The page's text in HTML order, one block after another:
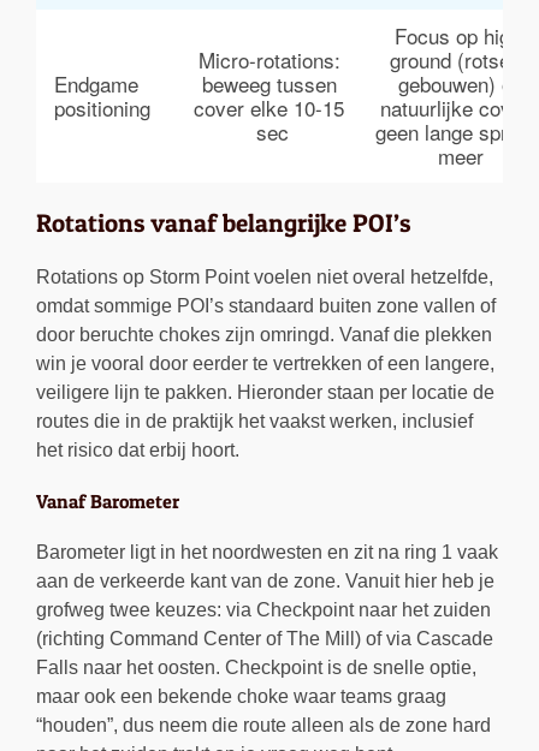
Endgame
positioning
Micro-rotations:
beweeg tussen
cover elke 10-15
sec
Focus op high
ground (rotsen,
gebouwen) of
natuurlijke
geen lange
meer
Rotations vanaf belangrijke POI’s
Rotations op Storm Point voelen niet overal hetzelfde,
omdat sommige POI’s standaard buiten zone vallen of
door beruchte chokes zijn omringd. Vanaf die plekken
win je vooral door eerder te vertrekken of een langere,
veiligere lijn te pakken. Hieronder staan per locatie de
routes die in de praktijk het vaakst werken, inclusief
het risico dat erbij hoort.
Vanaf Barometer
Barometer ligt in het noordwesten en zit na ring 1 vaak
aan de verkeerde kant van de zone. Vanuit hier heb je
grofweg twee keuzes: via Checkpoint naar het zuiden
(richting Command Center of The Mill) of via Cascade
Falls naar het oosten. Checkpoint is de snelle optie,
maar ook een bekende choke waar teams graag
“houden”, dus neem die route alleen als de zone hard